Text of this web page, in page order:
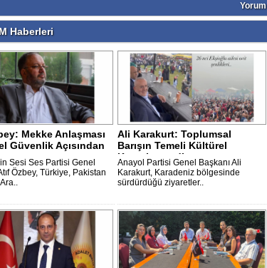
Yorum
Haberleri
Mekke Anlaşması
Güvenlik Açısından
Sesi Ses Partisi Genel
Özbey, Türkiye, Pakistan
Ali Karakurt: Toplumsal
Barışın Temeli Kültürel
Kenetlenmedi..
Anayol Partisi Genel Başkanı Ali
Karakurt, Karadeniz bölgesinde
sürdürdüğü ziyaretler..